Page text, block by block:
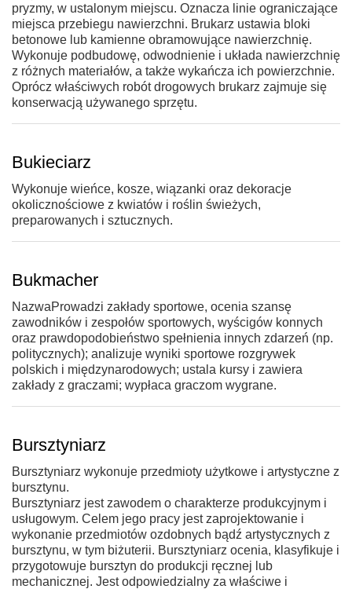
pryzmy, w ustalonym miejscu. Oznacza linie ograniczające
miejsca przebiegu nawierzchni. Brukarz ustawia bloki
betonowe lub kamienne obramowujące nawierzchnię.
Wykonuje podbudowę, odwodnienie i układa nawierzchnię
z różnych materiałów, a także wykańcza ich powierzchnie.
Oprócz właściwych robót drogowych brukarz zajmuje się
konserwacją używanego sprzętu.
Bukieciarz
Wykonuje wieńce, kosze, wiązanki oraz dekoracje
okolicznościowe z kwiatów i roślin świeżych,
preparowanych i sztucznych.
Bukmacher
NazwaProwadzi zakłady sportowe, ocenia szansę
zawodników i zespołów sportowych, wyścigów konnych
oraz prawdopodobieństwo spełnienia innych zdarzeń (np.
politycznych); analizuje wyniki sportowe rozgrywek
polskich i międzynarodowych; ustala kursy i zawiera
zakłady z graczami; wypłaca graczom wygrane.
Bursztyniarz
Bursztyniarz wykonuje przedmioty użytkowe i artystyczne z
bursztynu.
Bursztyniarz jest zawodem o charakterze produkcyjnym i
usługowym. Celem jego pracy jest zaprojektowanie i
wykonanie przedmiotów ozdobnych bądź artystycznych z
bursztynu, w tym biżuterii. Bursztyniarz ocenia, klasyfikuje i
przygotowuje bursztyn do produkcji ręcznej lub
mechanicznej. Jest odpowiedzialny za właściwe i